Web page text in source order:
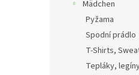
Mädchen
Pyžama
Spodní prádlo
T-Shirts,
Tepláky,